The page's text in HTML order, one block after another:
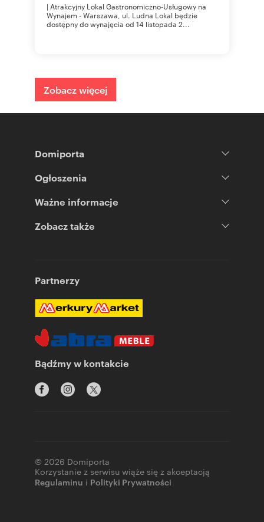
| Atrakcyjny Lokal Gastronomiczno-Usługowy na
Wynajem - Warszawa, ul. Ludna Lokal będzie
dostępny do wynajęcia od 14 listopada 2...
Zobacz więcej
Domiporta
Ogłoszenia
Ważne informacje
Zobacz także
Partnerzy
Bądźmy w kontakcie
© 2026 Domiporta
Korzystanie z serwisu wiąże się z akceptacją
Regulaminu i Polityki Prywatności